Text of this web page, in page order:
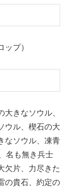
プ）
きなソウル、
ウル、楔石の大
なソウル、凍青
名も無き兵士
欠片、力尽きた
の貴石、約定の